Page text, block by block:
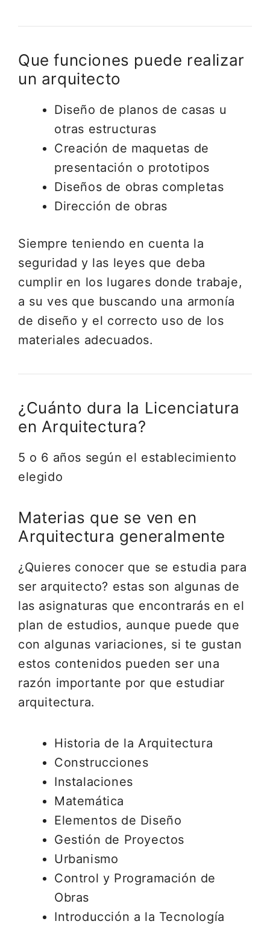
Que funciones puede realizar
un arquitecto
Diseño de planos de casas u
otras estructuras
Creación de maquetas de
presentación o prototipos
Diseños de obras completas
Dirección de obras
Siempre teniendo en cuenta la
seguridad y las leyes que deba
cumplir en los lugares donde trabaje,
a su ves que buscando una armonía
de diseño y el correcto uso de los
materiales adecuados.
¿Cuánto dura la Licenciatura
en Arquitectura?
5 o 6 años según el establecimiento
elegido
Materias que se ven en
Arquitectura generalmente
¿Quieres conocer que se estudia para
ser arquitecto? estas son algunas de
las asignaturas que encontrarás en el
plan de estudios, aunque puede que
con algunas variaciones, si te gustan
estos contenidos pueden ser una
razón importante por que estudiar
arquitectura.
Historia de la Arquitectura
Construcciones
Instalaciones
Matemática
Elementos de Diseño
Gestión de Proyectos
Urbanismo
Control y Programación de
Obras
Introducción a la Tecnología